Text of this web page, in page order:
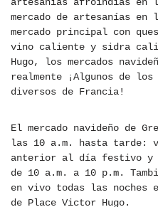
artesanías afroindias en
mercado de artesanías
mercado principal con
vino caliente y sidra
Hugo, los mercados
realmente ¡Algunos de los
diversos de Francia!
El mercado navideño de
las 10 a.m. hasta tarde:
anterior al día festivo y
de 10 a.m. a 10 p.m.
en vivo todas las noches
de Place Victor Hugo.